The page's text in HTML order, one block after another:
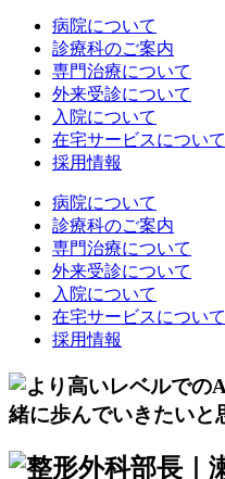
病院について
診療科のご案内
専門治療について
外来受診について
入院について
在宅サービスについて
採用情報
病院について
診療科のご案内
専門治療について
外来受診について
入院について
在宅サービスについて
採用情報